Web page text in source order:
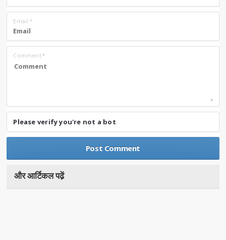
Email *
Comment*
Please verify you're not a bot
और आर्टिकल पढे़ं